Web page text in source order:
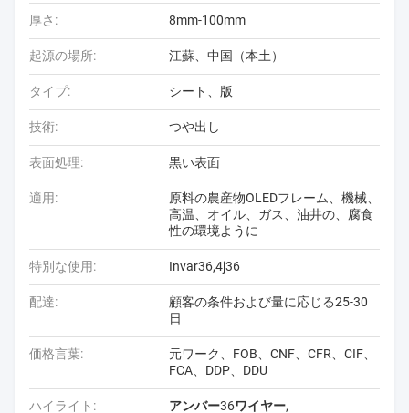
厚さ: 8mm-100mm
起源の場所: 江蘇、中国（本土）
タイプ: シート、版
技術: つや出し
表面処理: 黒い表面
適用:
原料の農産物OLEDフレーム、機械、
高温、オイル、ガス、油井の、腐食
性の環境ように
特別な使用: Invar36,4j36
配達:
顧客の条件および量に応じる25-30
日
価格言葉:
元ワーク、FOB、CNF、CFR、CIF、
FCA、DDP、DDU
ハイライト: アンバー36ワイヤー,